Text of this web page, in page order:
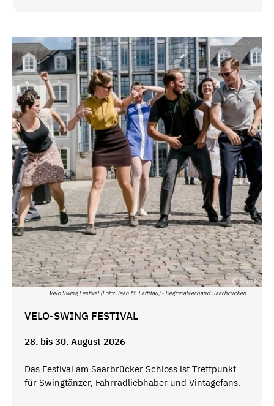
Velo Swing Festival (Foto: Jean M. Laffitau) - Regionalverband Saarbrücken
VELO-SWING FESTIVAL
28. bis 30. August 2026
Das Festival am Saarbrücker Schloss ist Treffpunkt
für Swingtänzer, Fahrradliebhaber und Vintagefans.